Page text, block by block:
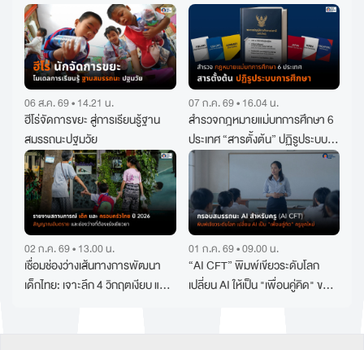
06 ส.ค. 69 • 14.21 น.
ฮีโร่จัดการขยะ สู่การเรียนรู้ฐาน
สมรรถนะปฐมวัย
07 ก.ค. 69 • 16.04 น.
สำรวจกฎหมายแม่บทการศึกษา 6
ประเทศ “สารตั้งต้น” ปฏิรูประบบ
การศึกษา
02 ก.ค. 69 • 13.00 น.
เชื่อมช่องว่างเส้นทางการพัฒนา
เด็กไทย: เจาะลึก 4 วิกฤตเงียบ และ
01 ก.ค. 69 • 09.00 น.
“AI CFT” พิมพ์เขียวระดับโลก
เปลี่ยน AI ให้เป็น "เพื่อนคู่คิด" ของ